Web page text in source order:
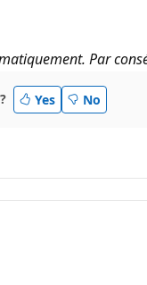
Par
Yes No